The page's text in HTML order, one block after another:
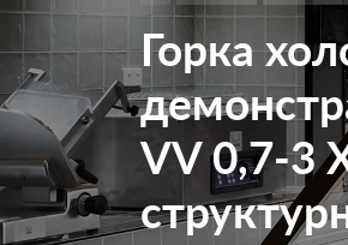
Горка
VV 0,7-3